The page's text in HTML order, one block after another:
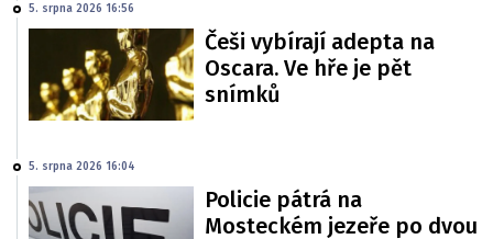
5. srpna 2026 16:56
Češi vybírají adepta na
Oscara. Ve hře je pět
snímků
5. srpna 2026 16:04
Policie pátrá na
Mosteckém jezeře po dvou